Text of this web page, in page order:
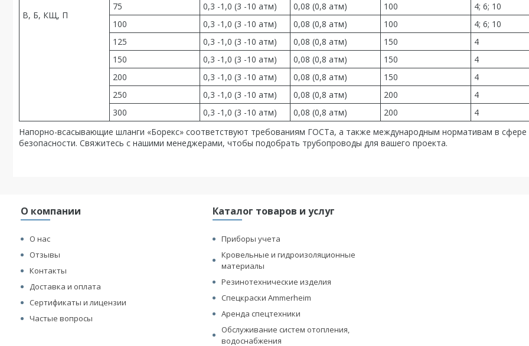
В, Б, КЩ, П
75
0,3 -1,0 (3 -10 атм) 0,08 (0,8 атм) 100
4; 6; 10
100
0,3 -1,0 (3 -10 атм) 0,08 (0,8 атм) 100
4; 6; 10
125
0,3 -1,0 (3 -10 атм) 0,08 (0,8 атм) 150
4
150
0,3 -1,0 (3 -10 атм) 0,08 (0,8 атм) 150
4
200
0,3 -1,0 (3 -10 атм) 0,08 (0,8 атм) 150
4
250
0,3 -1,0 (3 -10 атм) 0,08 (0,8 атм) 200
4
300
0,3 -1,0 (3 -10 атм) 0,08 (0,8 атм) 200
4
Напорно-всасывающие шланги «Борекс» соответствуют требованиям ГОСТа, а также международным нормативам в сфере
безопасности. Свяжитесь с нашими менеджерами, чтобы подобрать трубопроводы для вашего проекта.
О компании
О нас
Отзывы
Контакты
Доставка и оплата
Сертификаты и лицензии
Частые вопросы
Каталог товаров и услуг
Приборы учета
Кровельные и гидроизоляционные
материалы
Резинотехнические изделия
Спецкраски Ammerheim
Аренда спецтехники
Обслуживание систем отопления,
водоснабжения